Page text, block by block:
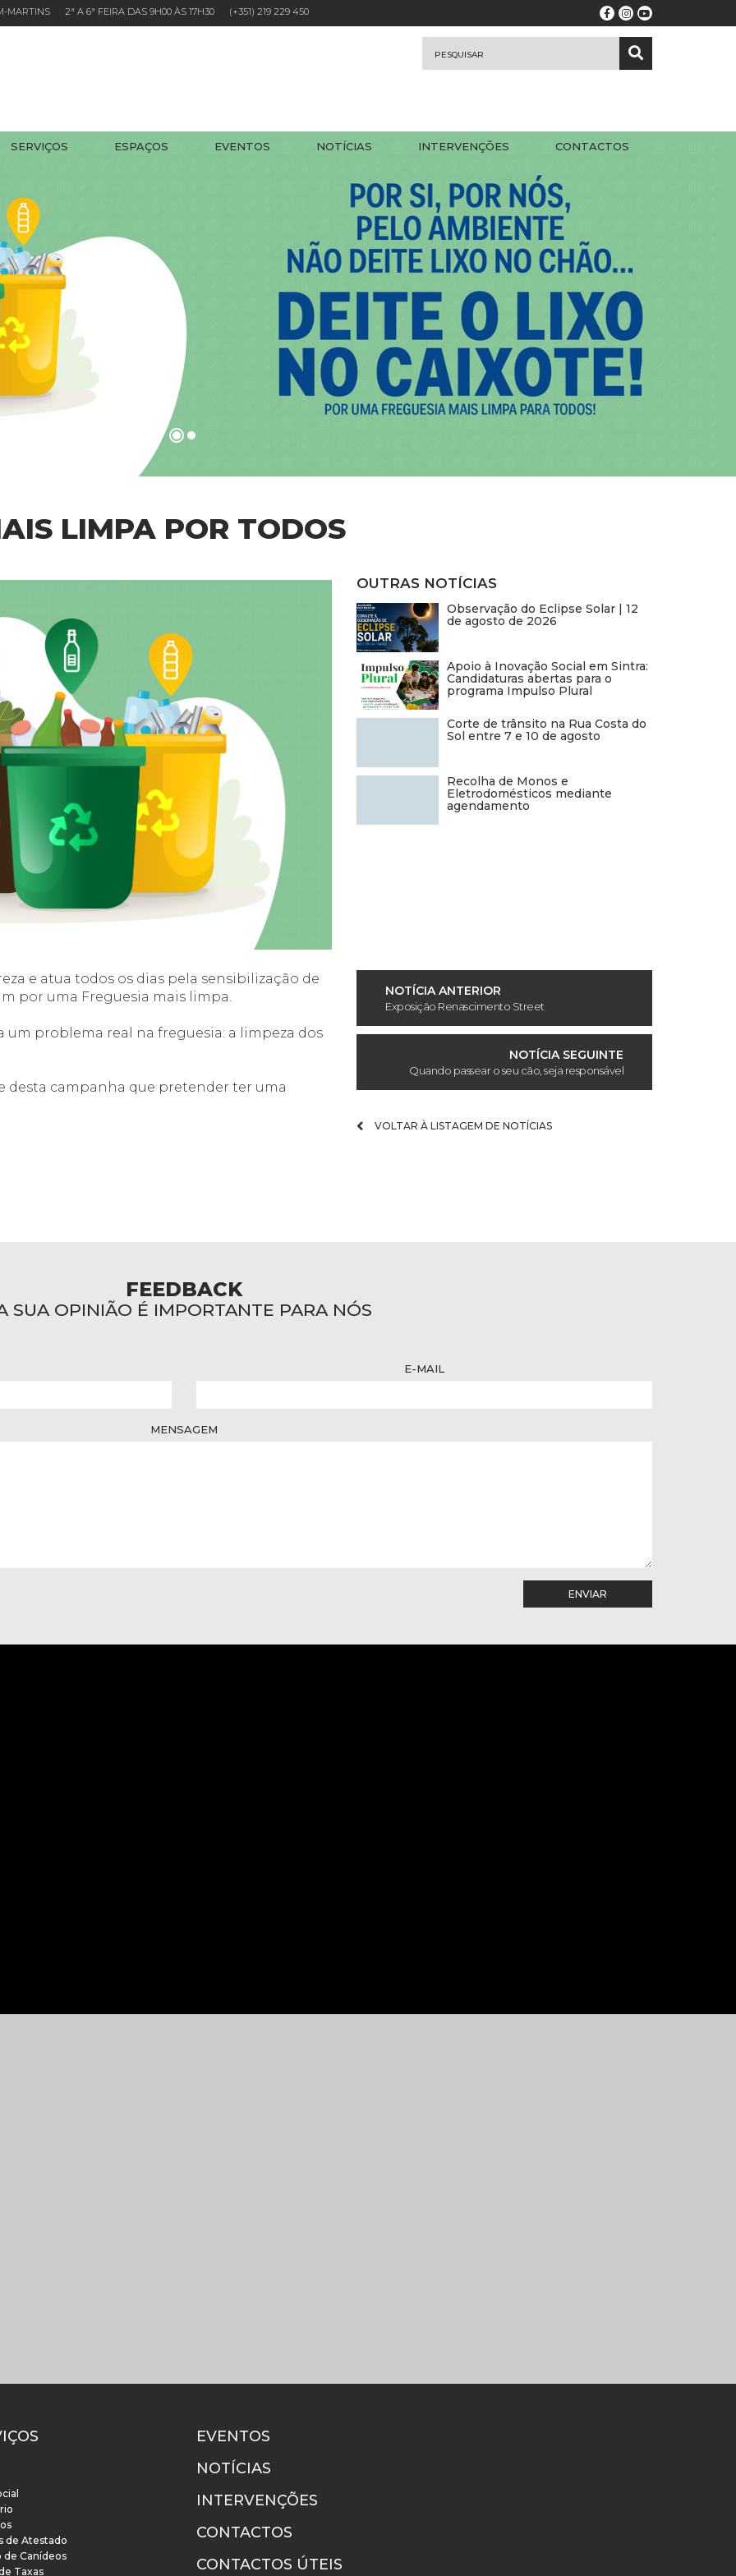
MARTINS 2ª A 6ª FEIRA DAS 9H00 ÀS 17H30 (+351) 219 229 450
SERVIÇOS ESPAÇOS EVENTOS NOTÍCIAS INTERVENÇÕES CONTACTOS
LIMPA POR TODOS
OUTRAS NOTÍCIAS
Observação do Eclipse Solar | 12
de agosto de 2026
Apoio à Inovação Social em Sintra:
Candidaturas abertas para o
programa Impulso Plural
Corte de trânsito na Rua Costa do
Sol entre 7 e 10 de agosto
Recolha de Monos e
Eletrodomésticos mediante
agendamento
e atua todos os dias pela sensibilização de
por uma Freguesia mais limpa.
problema real na freguesia: a limpeza dos
desta campanha que pretender ter uma
NOTÍCIA ANTERIOR
Exposição Renascimento Street
NOTÍCIA SEGUINTE
Quando passear o seu cão, seja responsável
VOLTAR À LISTAGEM DE NOTÍCIAS
FEEDBACK
SUA OPINIÃO É IMPORTANTE PARA NÓS
E-MAIL
MENSAGEM
ENVIAR
de Atestado
de Canídeos
Taxas
EVENTOS
NOTÍCIAS
INTERVENÇÕES
CONTACTOS
CONTACTOS ÚTEIS